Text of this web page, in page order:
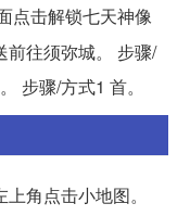
点击解锁七天神像
前往须弥城。 步骤/
步骤/方式1 首。
角点击小地图。